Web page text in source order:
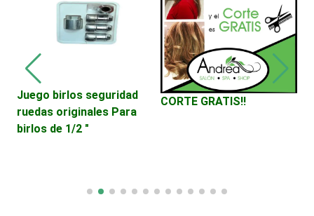
Cerrajerías
Clínicas de Belleza
Juego birlos seguridad
ruedas originales Para
birlos de 1/2 "
CORTE GRATIS!!